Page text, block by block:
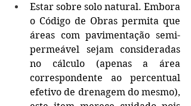
Estar sobre solo natural. Embora
o Código de Obras permita que
áreas com pavimentação semi-
permeável sejam consideradas
no cálculo (apenas a área
correspondente ao percentual
efetivo de drenagem do mesmo),